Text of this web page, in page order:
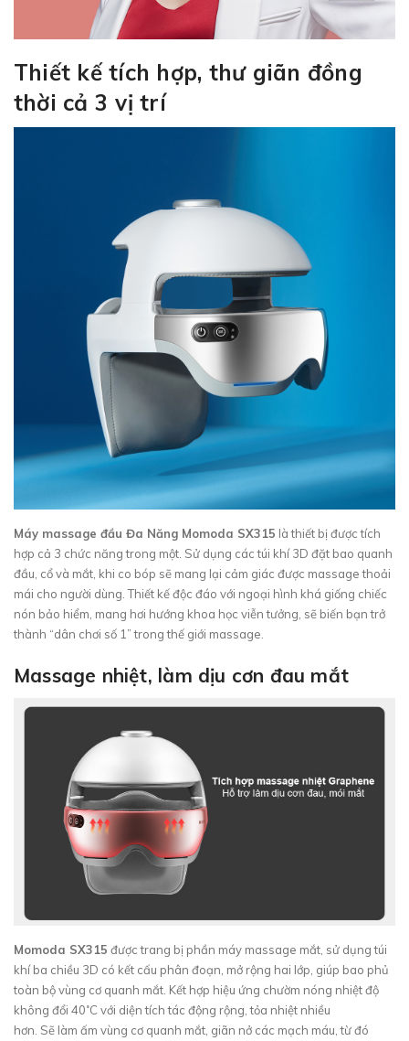
Thiết kế tích hợp, thư giãn đồng
thời cả 3 vị trí
Máy massage đầu Đa Năng Momoda SX315 là thiết bị được tích
hợp cả 3 chức năng trong một. Sử dụng các túi khí 3D đặt bao quanh
đầu, cổ và mắt, khi co bóp sẽ mang lại cảm giác được massage thoải
mái cho người dùng. Thiết kế độc đáo với ngoại hình khá giống chiếc
nón bảo hiểm, mang hơi hướng khoa học viễn tưởng, sẽ biến bạn trở
thành “dân chơi số 1” trong thế giới massage.
Massage nhiệt, làm dịu cơn đau mắt
Momoda SX315 được trang bị phần máy massage mắt, sử dụng túi
khí ba chiều 3D có kết cấu phân đoạn, mở rộng hai lớp, giúp bao phủ
toàn bộ vùng cơ quanh mắt. Kết hợp hiệu ứng chườm nóng nhiệt độ
không đổi 40˚C với diện tích tác động rộng, tỏa nhiệt nhiều
hơn. Sẽ làm ấm vùng cơ quanh mắt, giãn nở các mạch máu, từ đó